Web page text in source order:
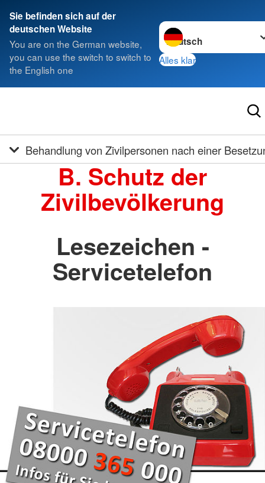
Sie befinden sich auf der
deutschen Website
You are on the German website,
you can use the switch to switch to
the English one
Sprache wechseln zu
Alles klar
Behandlung von Zivilpersonen nach einer
B. Schutz der
Zivilbevölkerung
Lesezeichen -
Servicetelefon